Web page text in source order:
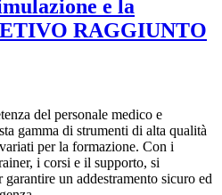
e la
RAGGIUNTO
del personale medico e
gamma di strumenti di alta qualità
per la formazione. Con i
i corsi e il supporto, si
un addestramento sicuro ed